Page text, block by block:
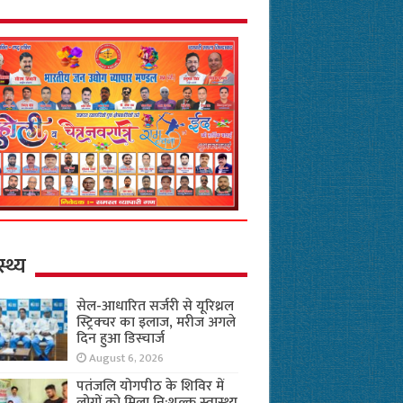
सेल-आधारित सर्जरी से यूरिथ्रल
स्ट्रिक्चर का इलाज, मरीज अगले
दिन हुआ डिस्चार्ज
August 6, 2026
पतंजलि योगपीठ के शिविर में